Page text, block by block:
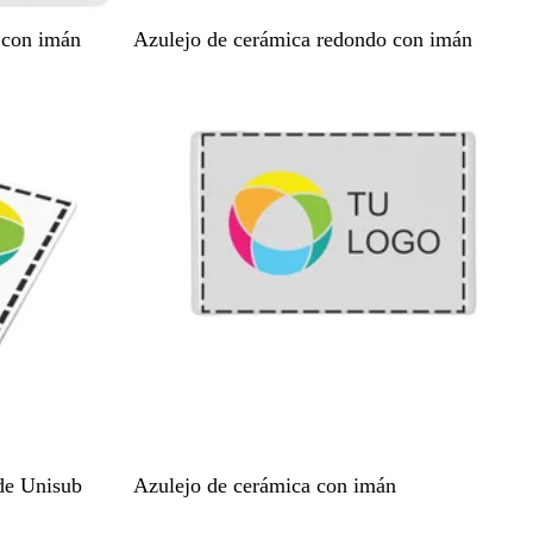
imán
B
Azulejo de cerámica redondo con imán
Unisub
B
Azulejo de cerámica con imán